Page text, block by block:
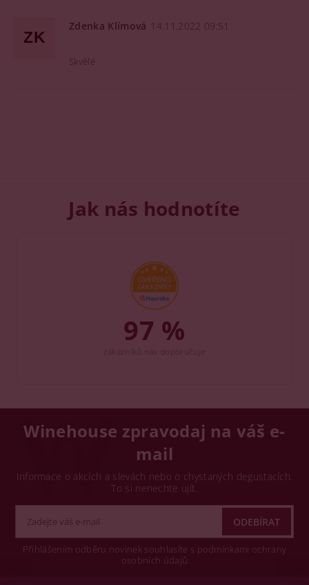
ZK
Zdenka Klímová 14.11.2022 09:51
Skvělé
Jak nás hodnotíte
97 %
Winehouse zpravodaj na váš e-
mail
Informace o akcích a slevách nebo o chystaných degustacích.
To si nenechte ujít.
Přihlášením odběru novinek souhlasíte s podmínkami ochrany
osobních údajů